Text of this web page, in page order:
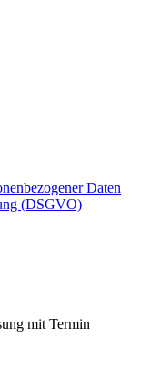
Daten
(DSGVO)
mit Termin